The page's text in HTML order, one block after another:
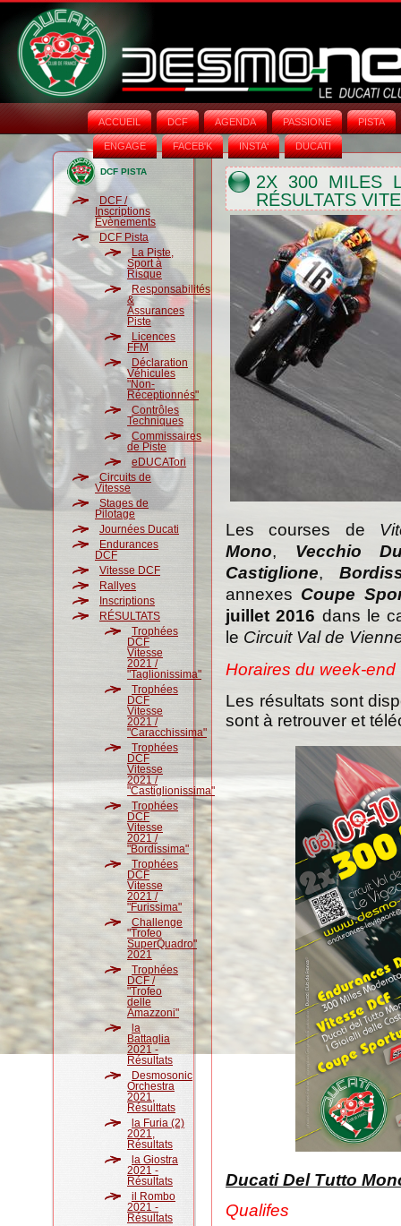
ACCUEIL DCF AGENDA PASSIONE PISTA
ENGAGE FACEB'K INSTA‘ DUCATI
DCF PISTA
DCF /
Inscriptions
Évènements
DCF Pista
La Piste,
Sport à
Risque
Responsabilités
&
Assurances
Piste
Licences
FFM
Déclaration
Véhicules
"Non-
Réceptionnés"
Contrôles
Techniques
Commissaires
de Piste
eDUCATori
Circuits de
Vitesse
Stages de
Pilotage
Journées Ducati
Endurances
DCF
Vitesse DCF
Rallyes
Inscriptions
RÉSULTATS
Trophées
DCF
Vitesse
2021 /
"Taglionissima"
Trophées
DCF
Vitesse
2021 /
"Caracchissima"
Trophées
DCF
Vitesse
2021 /
"Castiglionissima"
Trophées
DCF
Vitesse
2021 /
"Bordissima"
Trophées
DCF
Vitesse
2021 /
"Furissima"
Challenge
"Trofeo
SuperQuadro"
2021
Trophées
DCF /
"Trofeo
delle
Amazzoni"
la
Battaglia
2021 -
Résultats
Desmosonic
Orchestra
2021,
Résulttats
la Furia (2)
2021,
Résultats
la Giostra
2021 -
Résultats
il Rombo
2021 -
Résultats
2X 300 MILES
RÉSULTATS
Les courses de
Mono,
Vecchio
Castiglione,
annexes Coupe
juillet 2016 dans le
le Circuit Val de
Horaires du week-end
Les résultats sont
sont à retrouver et
Ducati Del Tutto
Qualifes